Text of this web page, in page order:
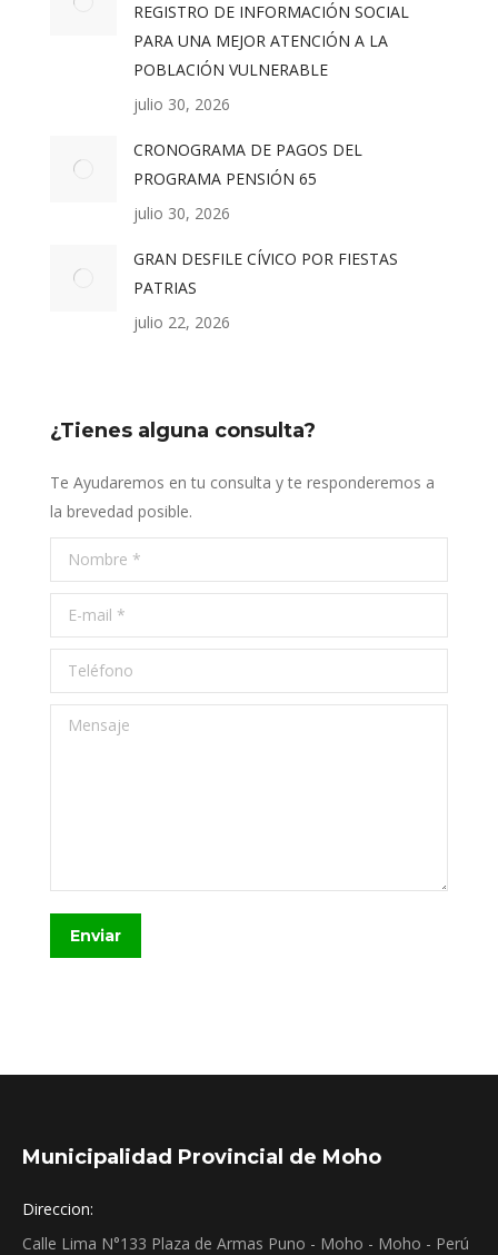
REGISTRO DE INFORMACIÓN SOCIAL
PARA UNA MEJOR ATENCIÓN A LA
POBLACIÓN VULNERABLE
julio 30, 2026
CRONOGRAMA DE PAGOS DEL
PROGRAMA PENSIÓN 65
julio 30, 2026
GRAN DESFILE CÍVICO POR FIESTAS
PATRIAS
julio 22, 2026
¿Tienes alguna consulta?
Te Ayudaremos en tu consulta y te responderemos a
la brevedad posible.
Nombre *
E-mail *
Teléfono
Mensaje
Enviar
Municipalidad Provincial de Moho
Direccion:
Calle Lima N°133 Plaza de Armas Puno - Moho - Moho - Perú